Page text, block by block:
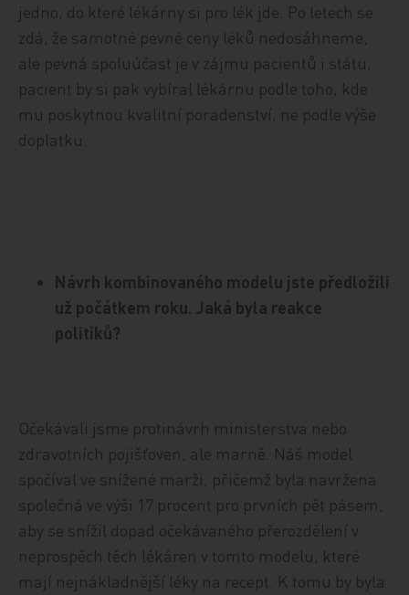
jedno, do které lékárny si pro lék jde. Po letech se
zdá, že samotné pevné ceny léků nedosáhneme,
ale pevná spoluúčast je v zájmu pacientů i státu,
pacient by si pak vybíral lékárnu podle toho, kde
mu poskytnou kvalitní poradenství, ne podle výše
doplatku.
Návrh kombinovaného modelu jste předložili
už počátkem roku. Jaká byla reakce
politiků?
Očekávali jsme protinávrh ministerstva nebo
zdravotních pojišťoven, ale marně. Náš model
spočíval ve snížené marži, přičemž byla navržena
společná ve výši 17 procent pro prvních pět pásem,
aby se snížil dopad očekávaného přerozdělení v
neprospěch těch lékáren v tomto modelu, které
mají nejnákladnější léky na recept. K tomu by byla